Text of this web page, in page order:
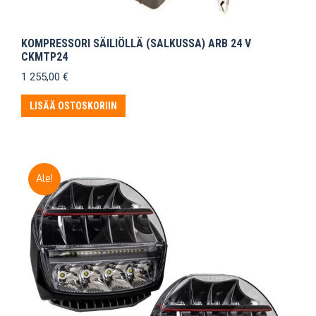
KOMPRESSORI SÄILIÖLLÄ (SALKUSSA) ARB 24 V
CKMTP24
1 255,00 €
LISÄÄ OSTOSKORIIN
Ale!